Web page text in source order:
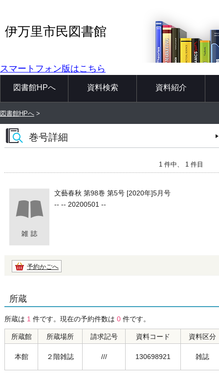
伊万里市民図書館
スマートフォン版はこちら
図書館HPへ 資料検索 資料紹介
図書館HPへ >
巻号詳細
1 件中、 1 件目
文藝春秋 第98巻 第5号 [2020年]5月号
-- -- 20200501 --
予約かごへ
所蔵
所蔵は 1 件です。現在の予約件数は 0 件です。
所蔵館 所蔵場所 請求記号 資料コード 資料区分
本館 ２階雑誌 /// 130698921 雑誌